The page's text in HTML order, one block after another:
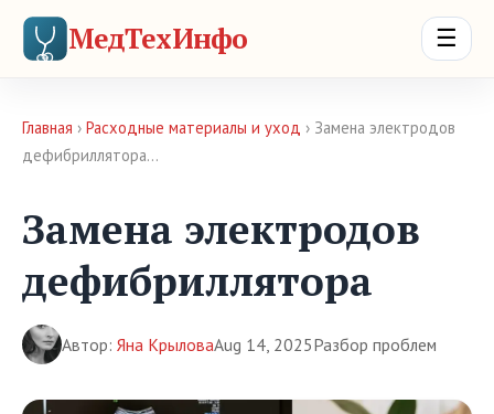
МедТехИнфо ☰
Главная › Расходные материалы и уход › Замена электродов
дефибриллятора…
Замена электродов
дефибриллятора
Автор: Яна КрыловаAug 14, 2025Разбор проблем